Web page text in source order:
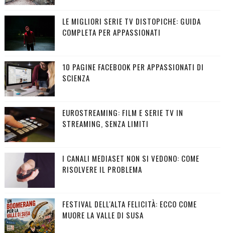
LE MIGLIORI SERIE TV DISTOPICHE: GUIDA
COMPLETA PER APPASSIONATI
10 PAGINE FACEBOOK PER APPASSIONATI DI
SCIENZA
EUROSTREAMING: FILM E SERIE TV IN
STREAMING, SENZA LIMITI
I CANALI MEDIASET NON SI VEDONO: COME
RISOLVERE IL PROBLEMA
FESTIVAL DELL'ALTA FELICITÀ: ECCO COME
MUORE LA VALLE DI SUSA